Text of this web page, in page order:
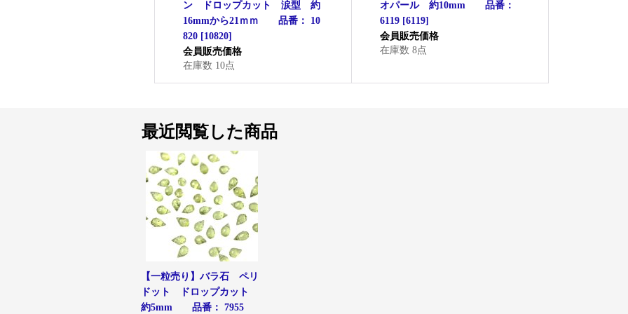
ン ドロップカット 涙型 約
16mmから21ｍｍ 品番： 10
820 [10820]
会員販売価格
在庫数 10点
オパール 約10mm 品番：
6119 [6119]
会員販売価格
在庫数 8点
最近閲覧した商品
【一粒売り】バラ石 ペリ
ドット ドロップカット
約5mm 品番： 7955